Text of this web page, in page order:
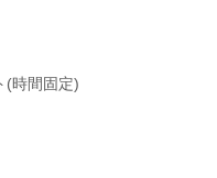
(時間固定)